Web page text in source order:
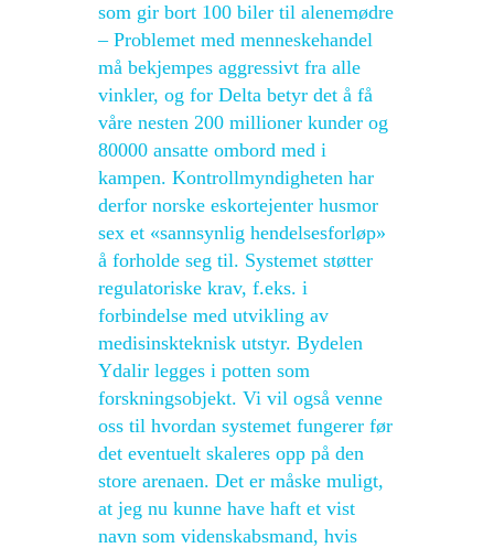
som gir bort 100 biler til alenemødre
– Problemet med menneskehandel
må bekjempes aggressivt fra alle
vinkler, og for Delta betyr det å få
våre nesten 200 millioner kunder og
80000 ansatte ombord med i
kampen. Kontrollmyndigheten har
derfor norske eskortejenter husmor
sex et «sannsynlig hendelsesforløp»
å forholde seg til. Systemet støtter
regulatoriske krav, f.eks. i
forbindelse med utvikling av
medisinskteknisk utstyr. Bydelen
Ydalir legges i potten som
forskningsobjekt. Vi vil også venne
oss til hvordan systemet fungerer før
det eventuelt skaleres opp på den
store arenaen. Det er måske muligt,
at jeg nu kunne have haft et vist
navn som videnskabsmand, hvis